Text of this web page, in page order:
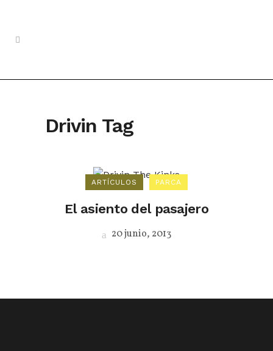
Drivin Tag
ARTÍCULOS PARCA
El asiento del pasajero
20 junio, 2013